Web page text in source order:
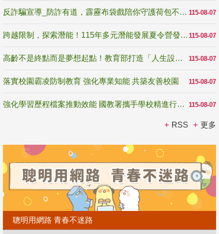
115-08-07
反詐騙宣導_防詐有道，霹靂布袋戲陪你守護荷包不受騙
115-08-07
跨越限制，探索潛能！115年多元潛能發展夏令營發掘生命無限可能
115-08-07
高齡不是終點而是夢想起點！教育部打造「人生設計夢工場」 參展第3屆高齡健康產業博覽會
115-08-07
落實校園霸凌防制教育 強化專業知能 共築友善校園
115-08-07
強化學習歷程檔案推動效能 國教署攜手學校精進行政與教學支持
RSS 更多
聰明用網路 青春不迷路